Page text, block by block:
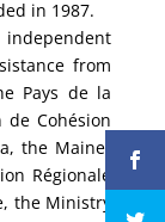
in 1987.
from
Pays de la
de Cohésion
the Maine-
Régionale
the Ministry